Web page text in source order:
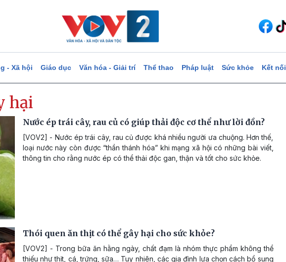
- Xã hội Giáo dục Văn hóa - Giải trí Thể thao Pháp luật Sức khỏe Kết nối
hại
Nước ép trái cây, rau củ có giúp thải độc cơ thể như lời đồn?
[VOV2] - Nước ép trái cây, rau củ được khá nhiều người ưa chuộng. Hơn thế,
loại nước này còn được “thần thánh hóa” khi mạng xã hội có những bài viết,
thông tin cho rằng nước ép có thể thải độc gan, thận và tốt cho sức khỏe.
Thói quen ăn thịt có thể gây hại cho sức khỏe?
[VOV2] - Trong bữa ăn hằng ngày, chất đạm là nhóm thực phẩm không thể
thiếu như thịt, cá, trứng, sữa… Tuy nhiên, các gia đình lựa chọn cách bổ sung